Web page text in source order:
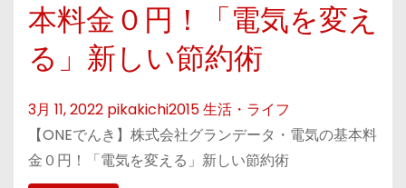
本料金０円！「電気を変え
る」新しい節約術
3月 11, 2022 pikakichi2015生活・ライフ
【ONEでんき】株式会社グランデータ・電気の基本料
金０円！「電気を変える」新しい節約術